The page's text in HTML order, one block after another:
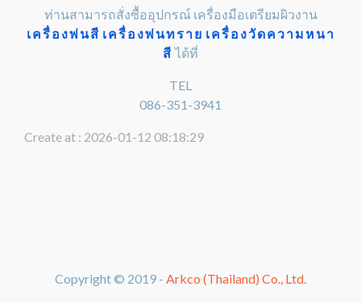
ท่านสามารถสั่งซื้ออุปกรณ์ เครื่องมือเตรียมผิวงาน
เครื่องพ่นสี เครื่องพ่นทราย เครื่องวัดความหนา
สี ได้ที่
TEL
086-351-3941
Create at : 2026-01-12 08:18:29
Copyright © 2019 - Arkco (Thailand) Co., Ltd.